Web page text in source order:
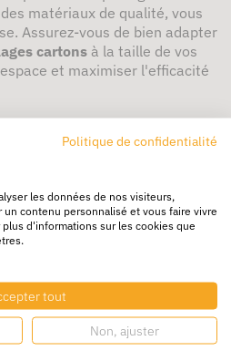
matériaux de qualité, vous
Assurez-vous de bien adapter
cartons à la taille de vos
et maximiser l'efficacité
des plots de
être fabriqués à partir de
:
elle absorbe bien les
et durable, il est souvent
de calage standard.
et rigide, il est utilisé pour les
Politique de confidentialité
les données de nos visiteurs,
contenu personnalisé et vous faire vivre
d'informations sur les cookies que
tout
Non, ajuster